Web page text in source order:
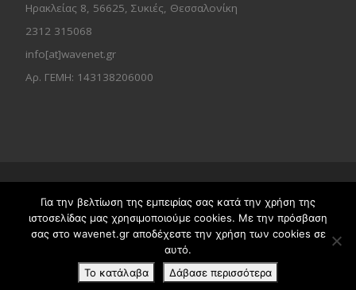
Ηρακλείας 8, 56625, Συκιές, Θεσσαλονίκη
2312 315068
info[at]wavenet.gr
Αρ. ΓΕΜΗ: 143138206000
τα δικαιώματα προστατεύονται
Σχεδιάστηκε από την Wavenet
Για την βελτίωση της εμπειρίας σας κατά την χρήση της
ιστοσελίδας μας χρησιμοποιούμε cookies. Με την πρόσβαση
σας στο wavenet.gr αποδέχεστε την χρήση των cookies σε
αυτό.
Το κατάλαβα
Δάβασε περισσότερα